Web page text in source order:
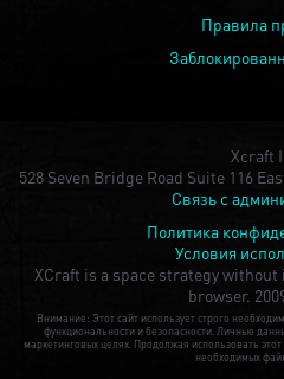
Правила
Xcraft
528 Seven Bridge Road Suite 116
Связь с
Политика
Условия
XCraft is a space strategy
browser.
Внимание: Этот сайт использует строго
функциональности и безопасности. Личные
маркетинговых целях. Продолжая использовать
необходимых